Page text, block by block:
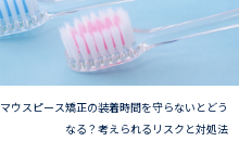
マウスピース矯正の装着時間を守らないとどう
なる？考えられるリスクと対処法